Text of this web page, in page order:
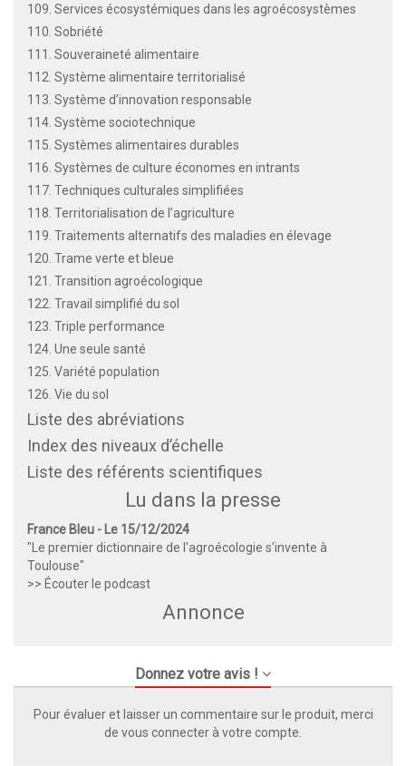
109. Services écosystémiques dans les agroécosystèmes
110. Sobriété
111. Souveraineté alimentaire
112. Système alimentaire territorialisé
113. Système d’innovation responsable
114. Système sociotechnique
115. Systèmes alimentaires durables
116. Systèmes de culture économes en intrants
117. Techniques culturales simplifiées
118. Territorialisation de l’agriculture
119. Traitements alternatifs des maladies en élevage
120. Trame verte et bleue
121. Transition agroécologique
122. Travail simplifié du sol
123. Triple performance
124. Une seule santé
125. Variété population
126. Vie du sol
Liste des abréviations
Index des niveaux d’échelle
Liste des référents scientifiques
Lu dans la presse
France Bleu - Le 15/12/2024
"Le premier dictionnaire de l'agroécologie s'invente à
Toulouse"
>> Écouter le podcast
Annonce
Donnez votre avis !
Pour évaluer et laisser un commentaire sur le produit, merci
de vous connecter à votre compte.